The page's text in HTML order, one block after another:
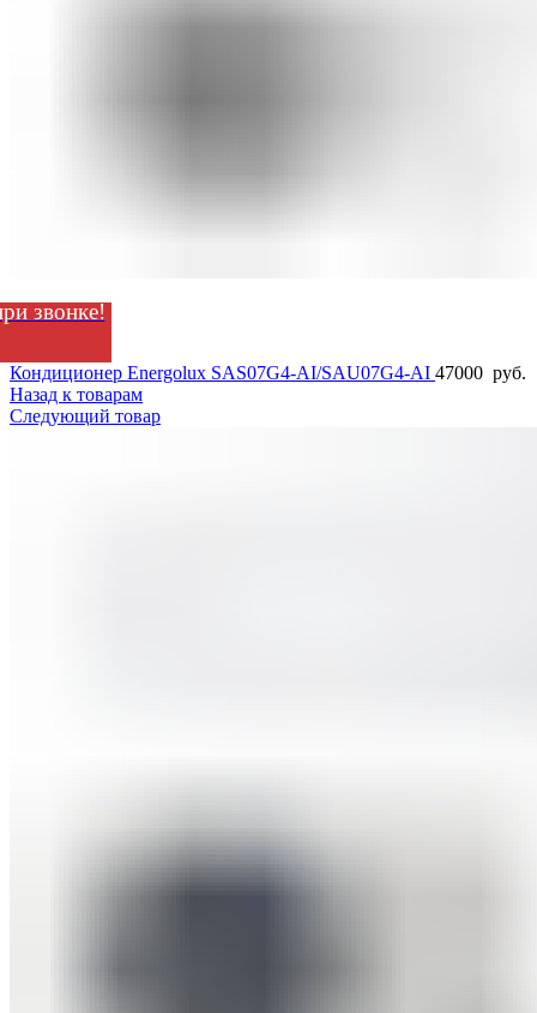
звонке!
Кондиционер Energolux SAS07G4-AI/SAU07G4-AI 47000 руб.
Назад к товарам
Следующий товар